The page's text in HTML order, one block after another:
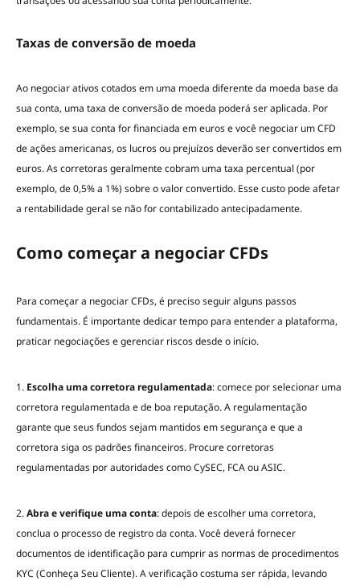
Taxas de conversão de moeda
Ao negociar ativos cotados em uma moeda diferente da moeda base da
sua conta, uma taxa de conversão de moeda poderá ser aplicada. Por
exemplo, se sua conta for financiada em euros e você negociar um CFD
de ações americanas, os lucros ou prejuízos deverão ser convertidos em
euros. As corretoras geralmente cobram uma taxa percentual (por
exemplo, de 0,5% a 1%) sobre o valor convertido. Esse custo pode afetar
a rentabilidade geral se não for contabilizado antecipadamente.
Como começar a negociar CFDs
Para começar a negociar CFDs, é preciso seguir alguns passos
fundamentais. É importante dedicar tempo para entender a plataforma,
praticar negociações e gerenciar riscos desde o início.
1. Escolha uma corretora regulamentada: comece por selecionar uma
corretora regulamentada e de boa reputação. A regulamentação
garante que seus fundos sejam mantidos em segurança e que a
corretora siga os padrões financeiros. Procure corretoras
regulamentadas por autoridades como CySEC, FCA ou ASIC.
2.Abra e verifique uma conta: depois de escolher uma corretora,
conclua o processo de registro da conta. Você deverá fornecer
documentos de identificação para cumprir as normas de procedimentos
KYC (Conheça Seu Cliente). A verificação costuma ser rápida, levando